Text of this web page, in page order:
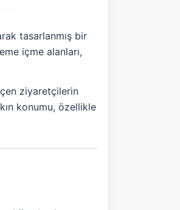
tasarlanmış bir
içme alanları,
ziyaretçilerin
konumu, özellikle